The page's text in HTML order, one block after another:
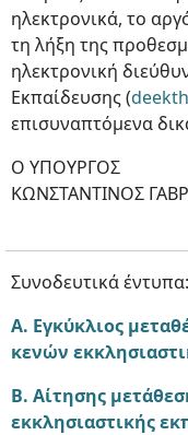
ηλεκτρονικά, το
τη λήξη της
ηλεκτρονική
Εκπαίδευσης (
επισυναπτόμενα
Ο ΥΠΟΥΡΓΟΣ
ΚΩΝΣΤΑΝΤΙΝΟΣ
Συνοδευτικά έντυπα:
Α. Εγκύκλιος
κενών
Β. Αίτησης
εκκλησιαστικής